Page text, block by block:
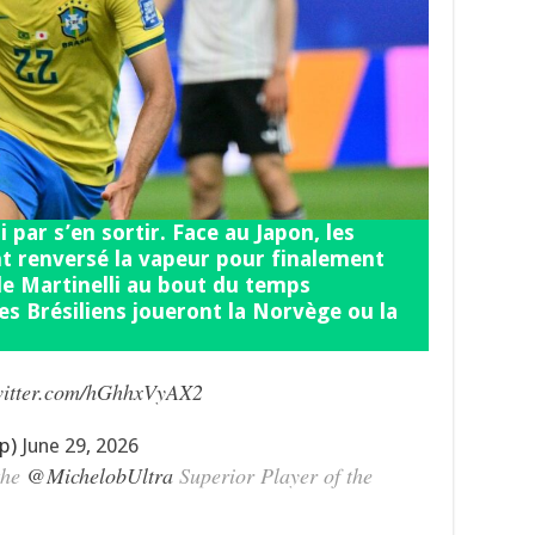
s’en sortir. Face au Japon, les
renversé la vapeur pour finalement
Martinelli au bout du temps
Brésiliens joueront la Norvège ou la
hGhhxVyAX2
June 29, 2026
@MichelobUltra Superior Player of the